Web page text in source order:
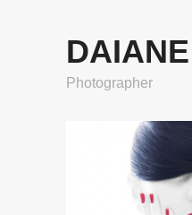
Photographer